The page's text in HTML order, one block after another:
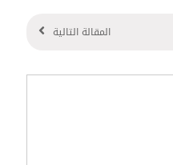
المقالة التالية